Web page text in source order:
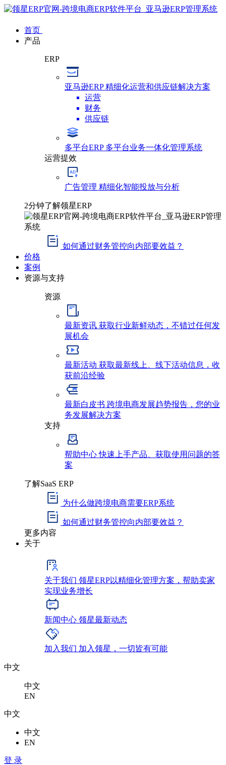
首页
产品
ERP
亚马逊ERP精细化运营和供应链解决方案
运营
财务
供应链
多平台ERP 多平台业务一体化管理系统
运营提效
广告管理 精细化智能投放与分析
2分钟了解领星ERP
如何通过财务管控向内部要效益？
价格
案例
资源与支持
资源
最新资讯 获取行业新鲜动态，不错过任何发
展机会
最新活动 获取最新线上、线下活动信息，收
获前沿经验
最新白皮书 跨境电商发展趋势报告，您的业
务发展解决方案
支持
帮助中心快速上手产品、获取使用问题的答
案
了解SaaS ERP
为什么做跨境电商需要ERP系统
如何通过财务管控向内部要效益？
更多内容
关于
关于我们 领星ERP以精细化管理方案，帮助卖家
实现业务增长
新闻中心 领星最新动态
加入我们 加入领星，一切皆有可能
中文
中文
EN
中文
中文
EN
登 录